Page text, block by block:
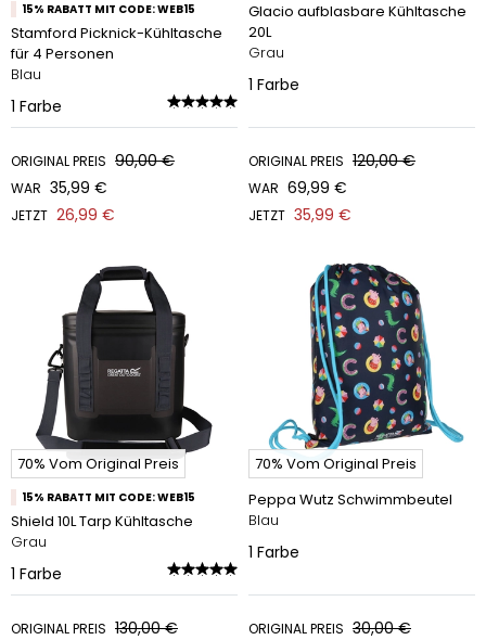
15% RABATT MIT CODE: WEB15
Stamford Picknick-Kühltasche
für 4 Personen
Blau
1 Farbe
ORIGINAL PREIS 90,00 €
WAR 35,99 €
JETZT 26,99 €
Glacio aufblasbare Kühltasche
20L
Grau
1 Farbe
ORIGINAL PREIS 120,00 €
WAR 69,99 €
JETZT 35,99 €
70% Vom Original Preis
15% RABATT MIT CODE: WEB15
Shield 10L Tarp Kühltasche
Grau
1 Farbe
ORIGINAL PREIS 130,00 €
70% Vom Original Preis
Peppa Wutz Schwimmbeutel
Blau
1 Farbe
ORIGINAL PREIS 30,00 €